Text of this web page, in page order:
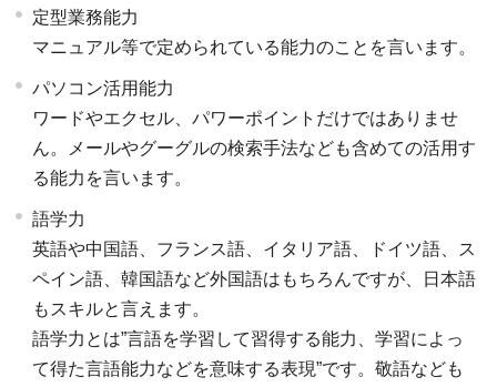
定型業務能力
マニュアル等で定められている能力のことを言います。
パソコン活用能力
ワードやエクセル、パワーポイントだけではありませ
ん。メールやグーグルの検索手法なども含めての活用す
る能力を言います。
語学力
英語や中国語、フランス語、イタリア語、ドイツ語、ス
ペイン語、韓国語など外国語はもちろんですが、日本語
もスキルと言えます。
語学力とは”言語を学習して習得する能力、学習によっ
て得た言語能力などを意味する表現”です。敬語なども